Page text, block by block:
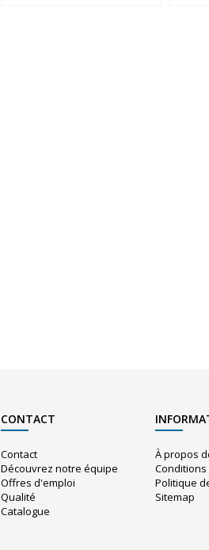
CONTACT
Contact
Découvrez notre équipe
Offres d'emploi
Qualité
Catalogue
À propos
Politique
Sitemap